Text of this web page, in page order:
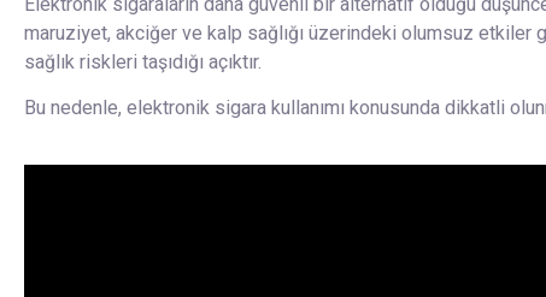
maruziyet, akciğer ve kalp sağlığı üzerindeki olumsuz etkiler
sağlık riskleri taşıdığı açıktır.
Bu nedenle, elektronik sigara kullanımı konusunda dikkatli